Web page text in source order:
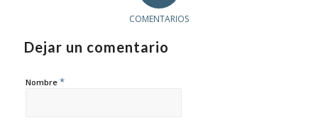
COMENTARIOS
Dejar un comentario
Nombre *